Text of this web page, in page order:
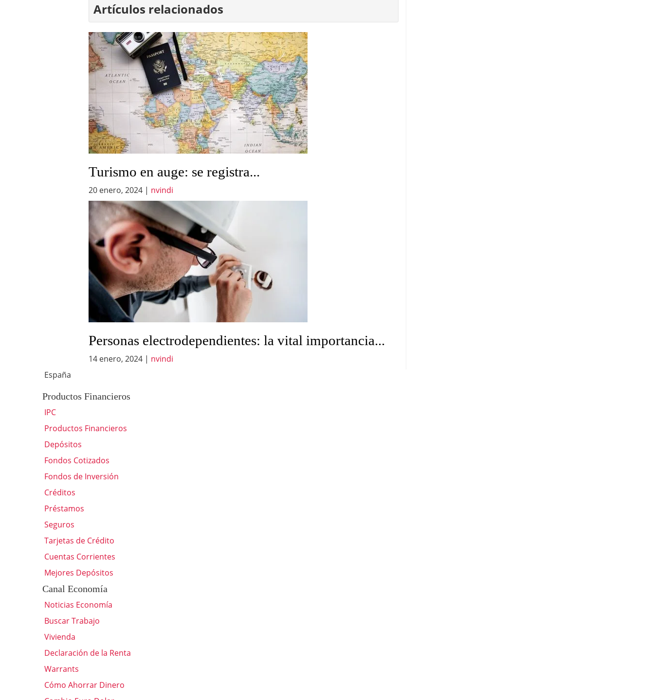
Artículos relacionados
Turismo en auge: se registra...
20 enero, 2024 | nvindi
Personas electrodependientes: la vital importancia...
14 enero, 2024 | nvindi
España
Productos Financieros
IPC
Productos Financieros
Depósitos
Fondos Cotizados
Fondos de Inversión
Créditos
Préstamos
Seguros
Tarjetas de Crédito
Cuentas Corrientes
Mejores Depósitos
Canal Economía
Noticias Economía
Buscar Trabajo
Vivienda
Declaración de la Renta
Warrants
Cómo Ahorrar Dinero